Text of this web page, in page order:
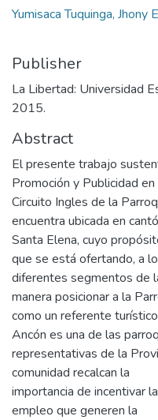
Yumisaca Tuquinga, Jhony
Publisher
La Libertad: Universidad
2015.
Abstract
El presente trabajo
Promoción y Publicidad
Circuito Ingles de la
encuentra ubicada en
Santa Elena, cuyo
que se está ofertando, a
diferentes segmentos de
manera posicionar a la
como un referente
Ancón es una de las
representativas de la
comunidad recalcan la
importancia de incentivar
empleo que generen la